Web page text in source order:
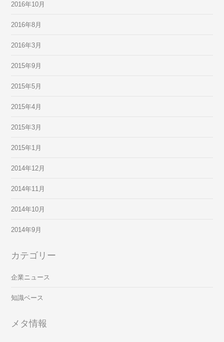
2016年10月
2016年8月
2016年3月
2015年9月
2015年5月
2015年4月
2015年3月
2015年1月
2014年12月
2014年11月
2014年10月
2014年9月
カテゴリー
企業ニュース
知識ベース
メタ情報